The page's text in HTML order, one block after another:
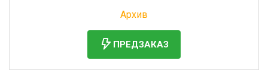
Архив
ПРЕДЗАКАЗ